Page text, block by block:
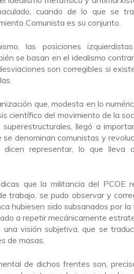
cuando de lo que se
Comunista es su conjunto.
las posiciones
se basan en el idealismo
son corregibles si
que, modesta en lo
científico del movimiento de la
llegó a
se denominan comunistas y
representar, lo que lleva
que la militancia del PCOE
trabajo, se pudo observar y
hubiesen sido subsanados por
a repetir mecánicamente
una visión subjetiva, que se
de masas.
de dichos frentes son,